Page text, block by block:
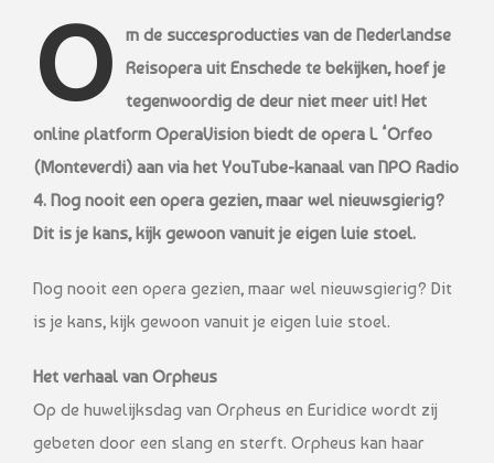
O
m de succesproducties van de Nederlandse
Reisopera uit Enschede te bekijken, hoef je
tegenwoordig de deur niet meer uit! Het
online platform OperaVision biedt de opera L ‘Orfeo
(Monteverdi) aan via het YouTube-kanaal van NPO Radio
4. Nog nooit een opera gezien, maar wel nieuwsgierig?
Dit is je kans, kijk gewoon vanuit je eigen luie stoel.
Nog nooit een opera gezien, maar wel nieuwsgierig? Dit
is je kans, kijk gewoon vanuit je eigen luie stoel.
Het verhaal van Orpheus
Op de huwelijksdag van Orpheus en Euridice wordt zij
gebeten door een slang en sterft. Orpheus kan haar